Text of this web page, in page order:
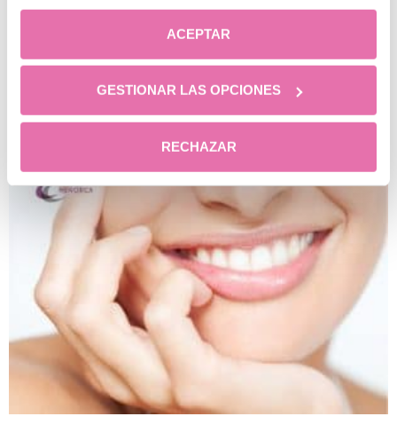
ACEPTAR
GESTIONAR LAS OPCIONES
RECHAZAR
todo hombre necesita